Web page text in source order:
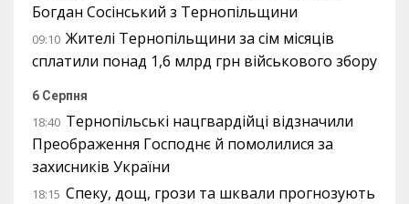
Богдан Сосінський з Тернопільщини
09:10 Жителі Тернопільщини за сім місяців
сплатили понад 1,6 млрд грн військового збору
6 Серпня
18:40 Тернопільські нацгвардійці відзначили
Преображення Господнє й помолилися за
захисників України
18:15 Спеку, дощ, грози та шквали прогнозують